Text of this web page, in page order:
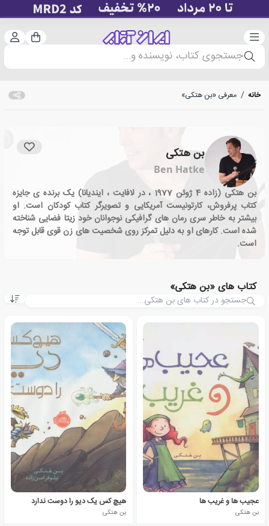
دسته‌بندی سبد
جستجوی کتاب، نویسنده و...
خانه / معرفی «بن هتکی»
بن هتکی
Ben Hatke
بن هتکی (زاده 4 ژوئن 1977 ، در لافایت ، ایندیانا) یک برنده ی جایزه
کتاب پرفروش، کارتونیست آمریکایی و تصویرگر کتاب کودکان است. او
بیشتر به خاطر سری رمان های گرافیکی نوجوانان خود زیتا فضایی شناخته
شده است. کارهای او به دلیل تمرکز روی شخصیت های زن قوی قابل توجه
است.
کتاب های «بن هتکی»
عجیب ها و غریب ها
بن هتکی
هیچ کس یک دیو را دوست ندارد
بن هتکی